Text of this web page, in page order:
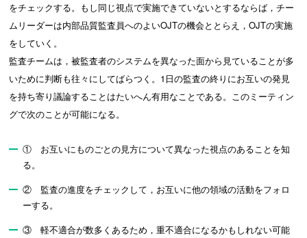
をチェックする。もし同じ視点で実施できていないとするならば，チー
ムリーダーは内部品質監査員へのよいOJTの機会ととらえ，OJTの実施
をしていく。
監査チームは，被監査者のシステムを異なった面から見ていることが多
いために判断も往々にしてばらつく。1日の監査の終りにお互いの発見
を持ち寄り議論することはたいへん有用なことである。このミーティン
グで次のことが可能になる。
① お互いにものごとの見方について異なった視点のあることを知
る。
② 監査の進度をチェックして，お互いに他の領域の活動をフォロ
ーする。
③ 軽不適合が数多くあるため，重不適合になるかもしれない可能